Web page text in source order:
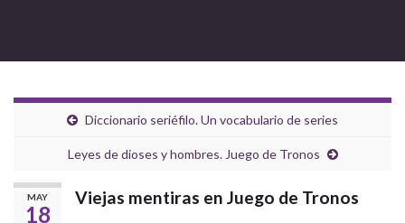
Diccionario seriéfilo. Un vocabulario de series
Leyes de dioses y hombres. Juego de Tronos
MAY
18
Viejas mentiras en Juego de Tronos